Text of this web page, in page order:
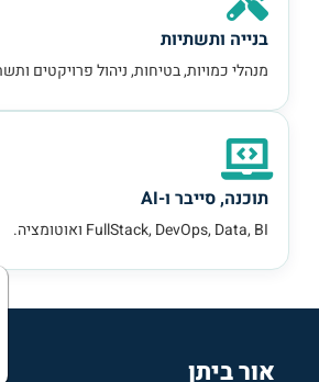
בנייה ותשתיות
מנהלי כמויות, בטיחות, ניהול פרויקטים
תוכנה, סייבר ו-AI
FullStack, DevOps, Data, BI ואוטומציה.
אור ביתן